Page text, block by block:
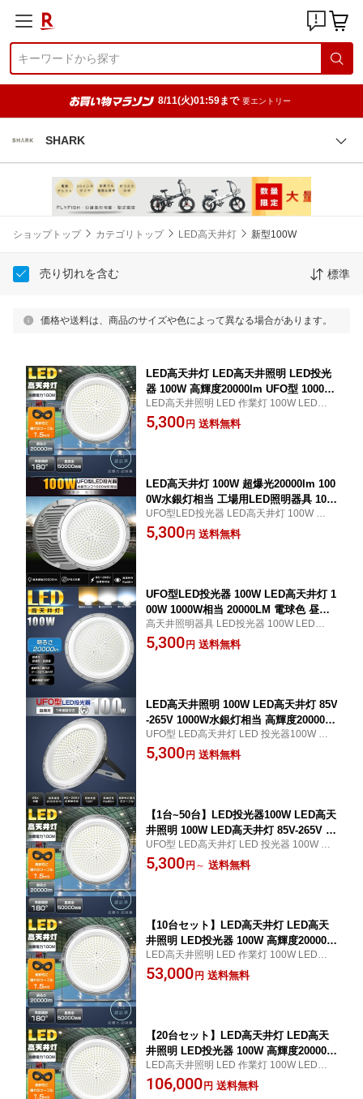
8/11(火)01:59まで 要エントリー
SHARK
ショップトップ カテゴリトップ LED高天井灯 新型100W
売り切れを含む 標準
価格や送料は、商品のサイズや色によって異なる場合があります。
LED高天井灯 LED高天井照明 LED投光
器 100W 高輝度20000lm UFO型 1000W
水銀灯相当 電球色 昼白色 昼光色 IP6X
防水防塵 LEDハイベイライト 100V 200
ード付き
LED高天井照明 LED 作業灯 100W LED投光
器 100W 1.5Mコード付き 作業灯 LED 100
W 極薄型 体育館用 倉庫照明 駐車場灯 防犯
5,300 円 送料無料
LED高天井灯 100W 超爆光20000lm 100
0W水銀灯相当 工場用LED照明器具 100
V/200V 高天井用LED照明 UFO型LED高
天井灯 100W LED高天井照明 LED投光
照明 天井照明
UFO型LED投光器 LED高天井灯 100W サー
チライト LED作業灯 超薄型 円盤型 高天井
灯 LED 夜間作業ランプ 広角120° 180°自由
5,300 円 送料無料
UFO型LED投光器 100W LED高天井灯 1
00W 1000W相当 20000LM 電球色 昼白
色 昼光色 投光器 LED LED高天井照明
高天井用LED照明 LED作業灯 ワークラ
壁掛け照明
高天井照明器具 LED投光器 100W LED作業
灯 LED投光機 超薄型 円盤型 高天井灯 LED
夜間作業ランプ 広角120° 180°自由調整 50
5,300 円 送料無料
LED高天井照明 100W LED高天井灯 85V
-265V 1000W水銀灯相当 高輝度20000l
m 1.5Mコード付き 180°自由調整 円盤型
高天井灯 UFO型LED高天井灯 LEDハイ
E認証済
UFO型 LED高天井灯 LED 投光器100W ハ
イベイライト LED水銀ランプ 200LM/W高
輝度 高演色Ra85 体育館 展覧会 駐車場 運
5,300 円 送料無料
【1台~50台】LED投光器100W LED高天
井照明 100W LED高天井灯 85V-265V 10
00W水銀灯相当 20000lm 1.5Mコード付
き 180°自由調整 円盤型 高天井灯 UFO
E認証済
UFO型 LED高天井灯 LED 投光器 100W ハ
イベイライト LED水銀ランプ 200LM/W高
輝度 高演色Ra85 体育館 展覧会 駐車場 運
5,300 円 ～ 送料無料
【10台セット】LED高天井灯 LED高天
井照明 LED投光器 100W 高輝度20000l
m UFO型 1000W水銀灯相当 電球色 昼
白色 昼光色 IP6X防水防塵 LEDハイベイ
井照明
LED高天井照明 LED 作業灯 100W LED投光
器 100W 1.5Mコード付き 作業灯 LED 100
W 極薄型 体育館用 倉庫照明 駐車場灯 防犯
53,000 円 送料無料
【20台セット】LED高天井灯 LED高天
井照明 LED投光器 100W 高輝度20000l
m UFO型 1000W水銀灯相当 電球色 昼
白色 昼光色 IP6X防水防塵 LEDハイベイ
LED高天井照明 LED 作業灯 100W LED投光
器 100W 1.5Mコード付き 作業灯 LED 100
W 極薄型 体育館用 倉庫照明 駐車場灯 防犯
106,000 円 送料無料